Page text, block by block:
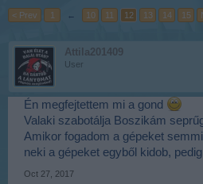
< Prev 1 ← 10 11 12 13 14 15
Attila201409
User
Én megfejtettem mi a gond
Valaki szabotálja Boszikám
Amikor fogadom a gépeket
neki a gépeket egyből kidob,
Oct 27, 2017